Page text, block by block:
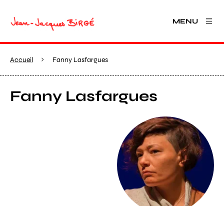
MENU
Accueil Fanny Lasfargues
Fanny Lasfargues
Agrandir